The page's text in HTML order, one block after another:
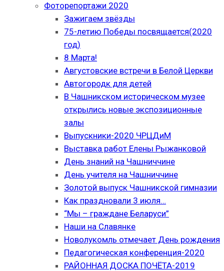
Фоторепортажи 2020
Зажигаем звёзды
75-летию Победы посвящается(2020
год)
8 Марта!
Августовские встречи в Белой Церкви
Автогородк для детей
В Чашникском историческом музее
открылись новые экспозиционные
залы
Выпускники-2020 ЧРЦДиМ
Выставка работ Елены Рыжанковой
День знаний на Чашниччине
День учителя на Чашниччине
Золотой выпуск Чашникской гимназии
Как праздновали 3 июля…
“Мы – граждане Беларуси”
Наши на Славянке
Новолукомль отмечает День рождения
Педагогическая конференция-2020
РАЙОННАЯ ДОСКА ПОЧЁТА-2019